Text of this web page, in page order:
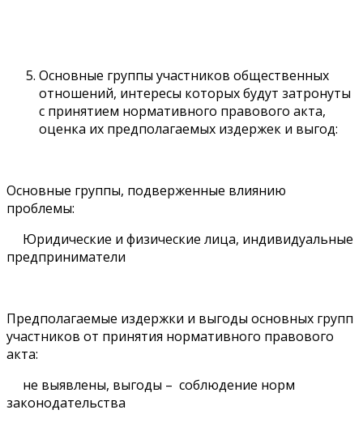
Основные группы участников общественных
отношений, интересы которых будут затронуты
с принятием нормативного правового акта,
оценка их предполагаемых издержек и выгод:
Основные группы, подверженные влиянию
проблемы:
Юридические и физические лица, индивидуальные
предприниматели
Предполагаемые издержки и выгоды основных групп
участников от принятия нормативного правового
акта:
не выявлены, выгоды – соблюдение норм
законодательства